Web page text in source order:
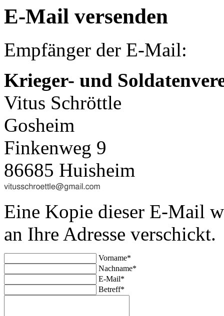
E-Mail versenden
Empfänger der E-Mail:
Krieger- und
Vitus Schröttle
Gosheim
Finkenweg 9
86685 Huisheim
Eine Kopie dieser E-Mail
an Ihre Adresse verschickt.
Vorname*
Nachname*
E-Mail*
Betreff*